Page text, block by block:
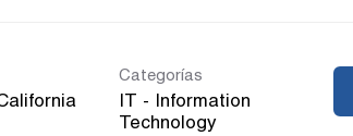
Categorías
IT - Information
Technology